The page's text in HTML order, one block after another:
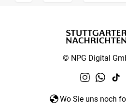
© NPG Digital
Wo Sie uns noch